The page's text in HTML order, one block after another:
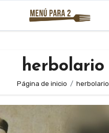
herbolario
Página de inicio herbolario